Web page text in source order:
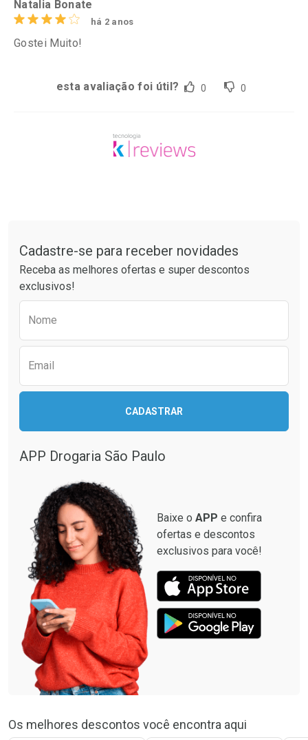
Natalia Bonate
há 2 anos
Gostei Muito!
esta avaliação foi útil? 0 0
Cadastre-se para receber novidades
Receba as melhores ofertas e super descontos
exclusivos!
Nome
Email
CADASTRAR
APP Drogaria São Paulo
Baixe o APP e confira
ofertas e descontos
exclusivos para você!
Os melhores descontos você encontra aqui